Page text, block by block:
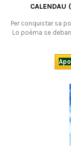
CALENDAU
Per conquistar sa
Lo poèma se
dels tèmas
escriu Danielle